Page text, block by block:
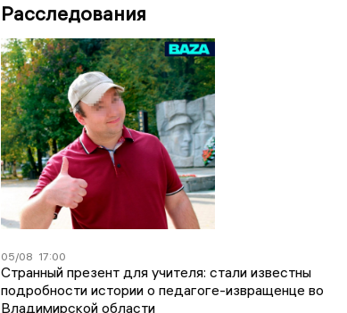
Расследования
05/08 17:00
Странный презент для учителя: стали известны
подробности истории о педагоге-извращенце во
Владимирской области